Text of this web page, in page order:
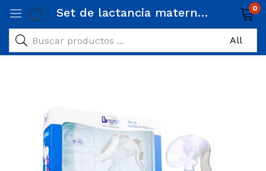
Set de lactancia materna Begin 0